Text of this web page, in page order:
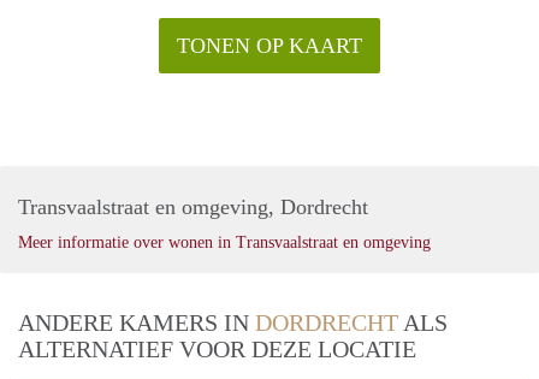
TONEN OP KAART
Transvaalstraat en omgeving, Dordrecht
Meer informatie over wonen in Transvaalstraat en omgeving
ANDERE KAMERS IN DORDRECHT ALS
ALTERNATIEF VOOR DEZE LOCATIE